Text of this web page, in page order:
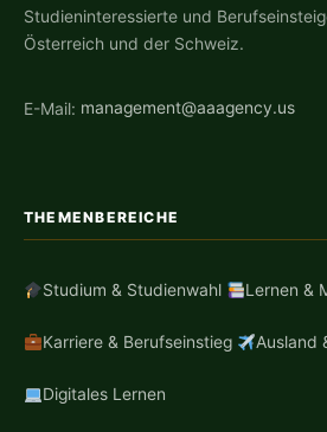
Studieninteressierte und
Österreich und der Schweiz.
E-Mail: management@aaagency.us
THEMENBEREICHE
Studium & Studienwahl Lernen &
Karriere & Berufseinstieg Ausland
Digitales Lernen